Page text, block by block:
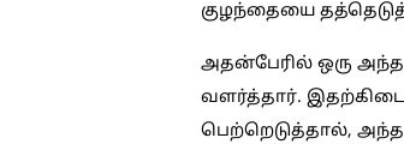
குழந்தையை
அதன்பேரில் ஒரு
வளர்த்தார்.
பெற்றெடுத்தால்,